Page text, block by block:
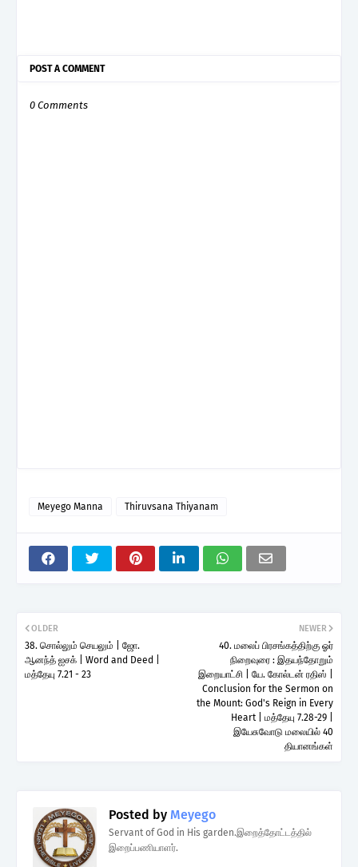
POST A COMMENT
0 Comments
Meyego Manna Thiruvsana Thiyanam
NEWER
40. மலைப் பிரசங்கத்திற்கு ஓர்
நிறைவுரை : இதயந்தோறும்
இறையாட்சி | யே. கோல்டன் ரதிஸ் |
Conclusion for the Sermon on
the Mount: God's Reign in Every
Heart | மத்தேயு 7.28-29 |
இயேசுவோடு மலையில் 40
தியானங்கள்
OLDER
38. சொல்லும் செயலும் | ஜோ.
ஆனந்த் ஐசக் | Word and Deed |
மத்தேயு 7.21 - 23
Posted by Meyego
Servant of God in His garden.இறைத்தோட்டத்தில்
இறைப்பணியாளர்.